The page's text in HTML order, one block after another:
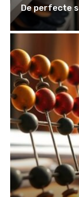
De perfecte